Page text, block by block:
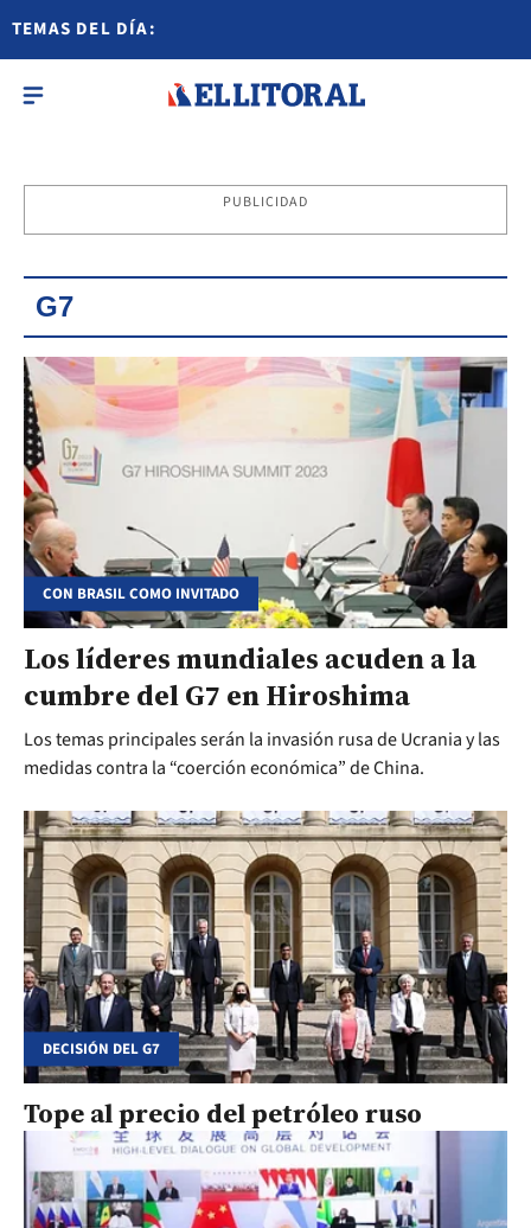
TEMAS DEL DÍA:
PUBLICIDAD
G7
CON BRASIL COMO INVITADO
Los líderes mundiales acuden a la
cumbre del G7 en Hiroshima
Los temas principales serán la invasión rusa de Ucrania y las
medidas contra la “coerción económica” de China.
DECISIÓN DEL G7
Tope al precio del petróleo ruso